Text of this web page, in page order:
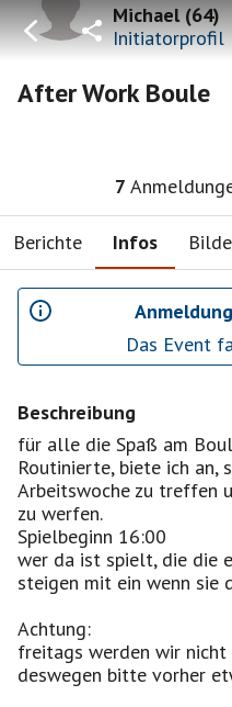
Michael(64)
Initiatorprofil
After Work Boule
7
Berichte Infos
Das Event
Beschreibung
für alle die Spaß am
Routinierte, biete ich an,
Arbeitswoche zu treffen
zu werfen.
Spielbeginn 16:00
wer da ist spielt, die die
steigen mit ein wenn sie
Achtung:
freitags werden wir nicht
deswegen bitte vorher